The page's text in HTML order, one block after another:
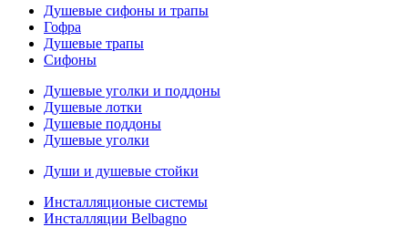
Душевые сифоны и трапы
Гофра
Душевые трапы
Сифоны
Душевые уголки и поддоны
Душевые лотки
Душевые поддоны
Душевые уголки
Души и душевые стойки
Инсталляционые системы
Инсталляции Belbagno